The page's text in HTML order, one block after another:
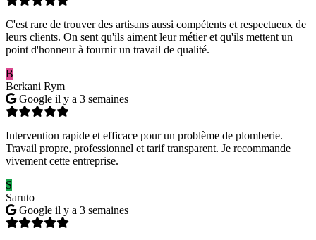
C'est rare de trouver des artisans aussi compétents et respectueux de
leurs clients. On sent qu'ils aiment leur métier et qu'ils mettent un
point d'honneur à fournir un travail de qualité.
B
Berkani Rym
Google il y a 3 semaines
Intervention rapide et efficace pour un problème de plomberie.
Travail propre, professionnel et tarif transparent. Je recommande
vivement cette entreprise.
S
Saruto
Google il y a 3 semaines